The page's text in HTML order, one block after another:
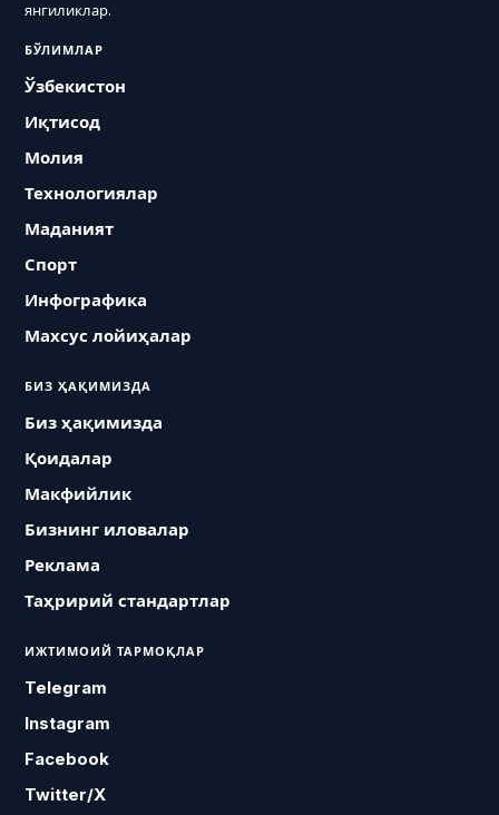
янгиликлар.
БЎЛИМЛАР
Ўзбекистон
Иқтисод
Молия
Технологиялар
Маданият
Спорт
Инфографика
Махсус лойиҳалар
БИЗ ҲАҚИМИЗДА
Биз ҳақимизда
Қоидалар
Макфийлик
Бизнинг иловалар
Реклама
Таҳририй стандартлар
ИЖТИМОИЙ ТАРМОҚЛАР
Telegram
Instagram
Facebook
Twitter/X